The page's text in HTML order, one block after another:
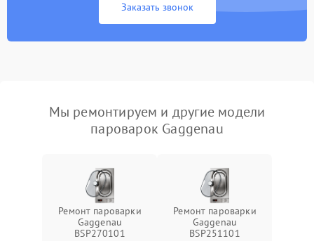
Заказать звонок
Мы ремонтируем и другие модели
пароварок Gaggenau
Ремонт пароварки
Gaggenau
BSP270101
Ремонт пароварки
Gaggenau
BSP251101